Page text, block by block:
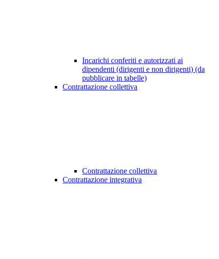
Incarichi conferiti e autorizzati ai
dipendenti (dirigenti e non dirigenti) (da
pubblicare in tabelle)
Contrattazione collettiva
Contrattazione collettiva
Contrattazione integrativa